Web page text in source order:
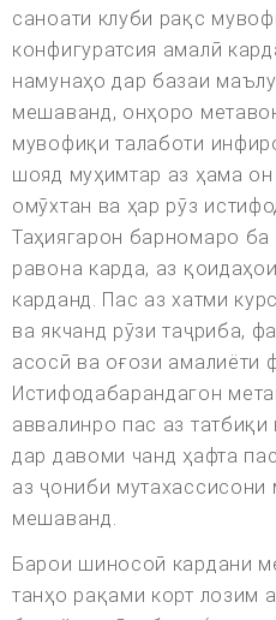
саноати клуби рақс
конфигуратсия амалӣ
намунаҳо дар базаи
мешаванд, онҳоро
мувофиқи талаботи
шояд муҳимтар аз ҳама
омӯхтан ва ҳар рӯз
Таҳиягарон барномаро
равона карда, аз
карданд. Пас аз хатми
ва якчанд рӯзи таҷриба,
асосӣ ва оғози амалиёти
Истифодабарандагон
аввалинро пас аз
дар давоми чанд ҳафта
аз ҷониби
мешаванд.
Барои шиносоӣ кардани
танҳо рақами корт лозим